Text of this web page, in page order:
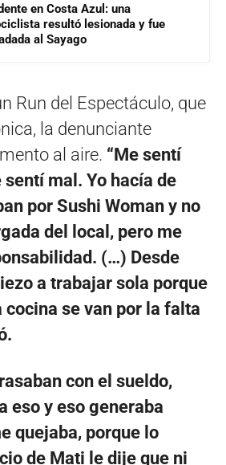
en Costa Azul: una
resultó lesionada y fue
al Sayago
Run del Espectáculo, que
la denunciante
al aire. “Me sentí
mal. Yo hacía de
por Sushi Woman y no
del local, pero me
(…) Desde
a trabajar sola porque
cocina se van por la falta
con el sueldo,
eso y eso generaba
quejaba, porque lo
de Mati le dije que ni